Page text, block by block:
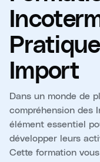
Import
Dans un monde de
compréhension des
élément essentiel
développer leurs
Cette formation